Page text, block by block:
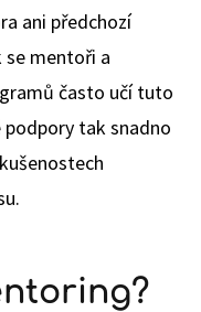
ani předchozí
mentoři a
často učí tuto
podpory tak snadno